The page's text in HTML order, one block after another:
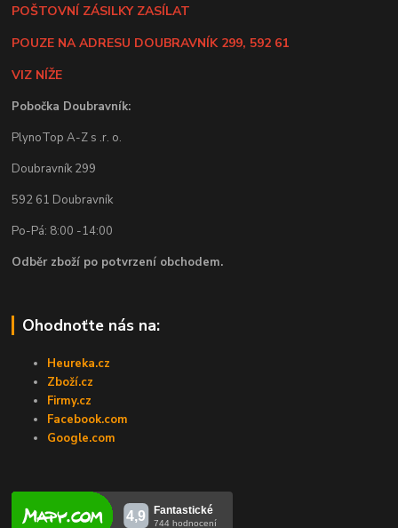
POŠTOVNÍ ZÁSILKY ZASÍLAT
POUZE NA ADRESU DOUBRAVNÍK 299, 592 61
VIZ NÍŽE
Pobočka Doubravník:
PlynoTop A-Z s .r. o.
Doubravník 299
592 61 Doubravník
Po-Pá: 8:00 -14:00
Odběr zboží po potvrzení obchodem.
Ohodnoťte nás na:
Heureka.cz
Zboží.cz
Firmy.cz
Facebook.com
Google.com